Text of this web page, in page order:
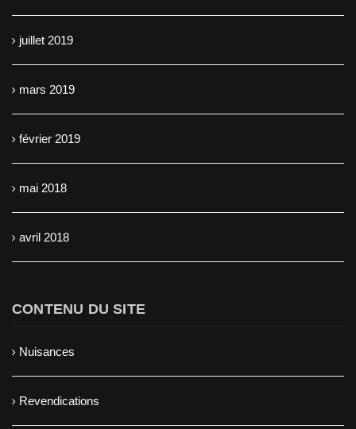
juillet 2019
mars 2019
février 2019
mai 2018
avril 2018
CONTENU DU SITE
Nuisances
Revendications